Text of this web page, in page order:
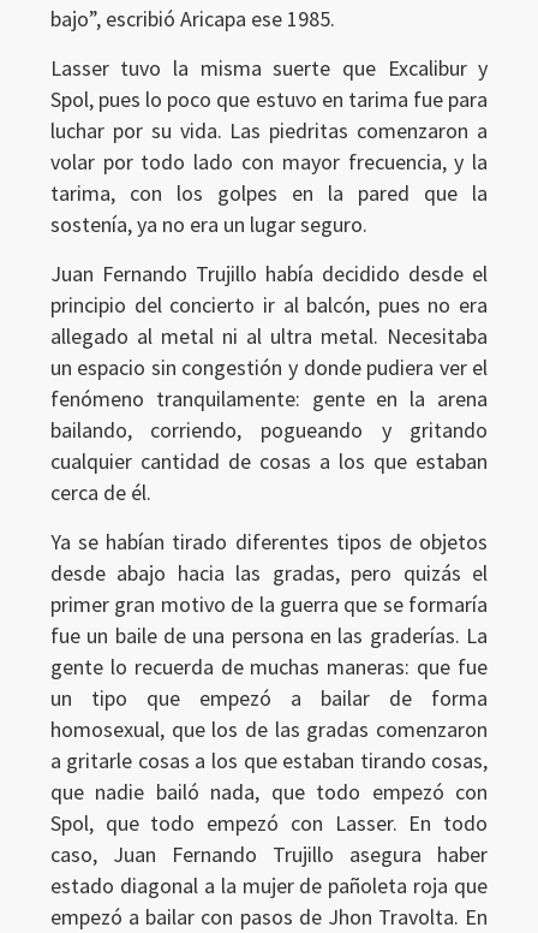
bajo”, escribió Aricapa ese 1985.
Lasser tuvo la misma suerte que Excalibur y
Spol, pues lo poco que estuvo en tarima fue para
luchar por su vida. Las piedritas comenzaron a
volar por todo lado con mayor frecuencia, y la
tarima, con los golpes en la pared que la
sostenía, ya no era un lugar seguro.
Juan Fernando Trujillo había decidido desde el
principio del concierto ir al balcón, pues no era
allegado al metal ni al ultra metal. Necesitaba
un espacio sin congestión y donde pudiera ver el
fenómeno tranquilamente: gente en la arena
bailando, corriendo, pogueando y gritando
cualquier cantidad de cosas a los que estaban
cerca de él.
Ya se habían tirado diferentes tipos de objetos
desde abajo hacia las gradas, pero quizás el
primer gran motivo de la guerra que se formaría
fue un baile de una persona en las graderías. La
gente lo recuerda de muchas maneras: que fue
un tipo que empezó a bailar de forma
homosexual, que los de las gradas comenzaron
a gritarle cosas a los que estaban tirando cosas,
que nadie bailó nada, que todo empezó con
Spol, que todo empezó con Lasser. En todo
caso, Juan Fernando Trujillo asegura haber
estado diagonal a la mujer de pañoleta roja que
empezó a bailar con pasos de Jhon Travolta. En